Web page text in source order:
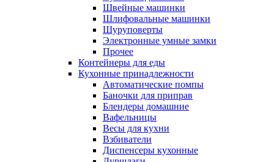
Швейные машинки
Шлифовальные машинки
Шуруповерты
Электронные умные замки
Прочее
Контейнеры для еды
Кухонные принадлежности
Автоматические помпы
Баночки для приправ
Блендеры домашние
Вафельницы
Весы для кухни
Взбиватели
Диспенсеры кухонные